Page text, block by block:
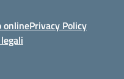
onlinePrivacy Policy